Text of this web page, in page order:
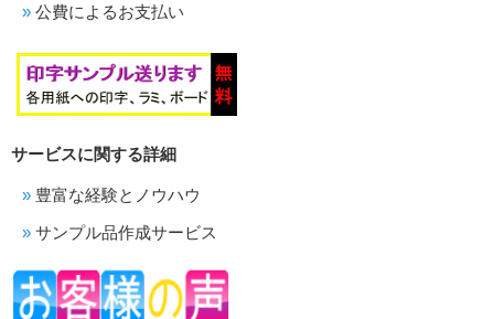
公費によるお支払い
サービスに関する詳細
豊富な経験とノウハウ
サンプル品作成サービス